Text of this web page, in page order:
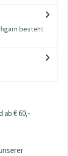
besteht
ab € 60,-